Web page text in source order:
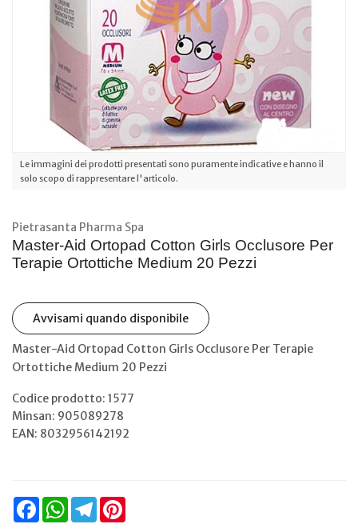
Le immagini dei prodotti presentati sono puramente indicative e hanno il
solo scopo di rappresentare l'articolo.
Pietrasanta Pharma Spa
Master-Aid Ortopad Cotton Girls Occlusore Per
Terapie Ortottiche Medium 20 Pezzi
Avvisami quando disponibile
Master-Aid Ortopad Cotton Girls Occlusore Per Terapie
Ortottiche Medium 20 Pezzi
Codice prodotto: 1577
Minsan: 905089278
EAN: 8032956142192
FacebookWhatsAppTelegram